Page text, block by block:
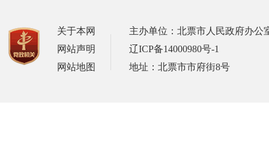
关于本网
网站声明
网站地图
主办单位：北票市人民政府办公
辽ICP备14000980号-1
地址：北票市市府街8号